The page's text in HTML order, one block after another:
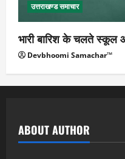
उत्तराखण्ड समाचार
भारी बारिश के चलते
Devbhoomi Samachar™
ABOUT AUTHOR